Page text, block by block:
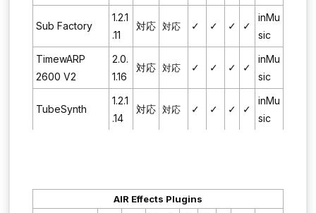
Sub Factory
1.2.1
.11
対応 対応 ✓ ✓ ✓ ✓
inMu
sic
TimewARP
2600 V2
2.0.
1.16
対応 対応 ✓ ✓ ✓ ✓
inMu
sic
TubeSynth
1.2.1
.14
対応 対応 ✓ ✓ ✓ ✓
inMu
sic
AIR Effects Plugins